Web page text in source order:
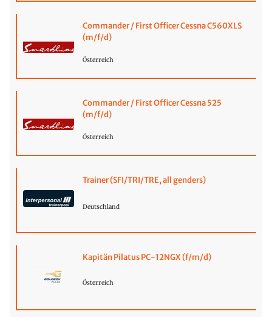
Commander / First Officer Cessna C560XLS
(m/f/d)
Österreich
Commander / First Officer Cessna 525
(m/f/d)
Österreich
Trainer (SFI/TRI/TRE, all genders)
Deutschland
Kapitän Pilatus PC-12NGX (f/m/d)
Österreich